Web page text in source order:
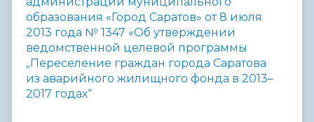
образования «Город Саратов» от 8 июля
2013 года № 1347 «Об утверждении
ведомственной целевой программы
„Переселение граждан города Саратова
из аварийного жилищного фонда в 2013–
2017 годах“